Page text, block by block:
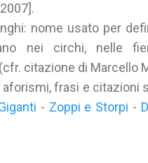
nome usato per
nei circhi, nelle
citazione di Marcello
aforismi, frasi e citazioni
- Zoppi e Storpi -